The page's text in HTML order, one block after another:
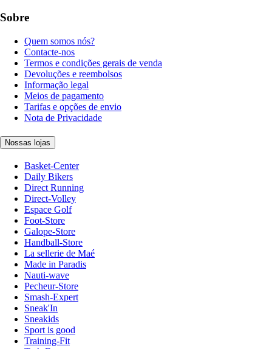
Sobre
Quem somos nós?
Contacte-nos
Termos e condições gerais de venda
Devoluções e reembolsos
Informação legal
Meios de pagamento
Tarifas e opções de envio
Nota de Privacidade
Nossas lojas
Basket-Center
Daily Bikers
Direct Running
Direct-Volley
Espace Golf
Foot-Store
Galope-Store
Handball-Store
La sellerie de Maé
Made in Paradis
Nauti-wave
Pecheur-Store
Smash-Expert
Sneak'In
Sneakids
Sport is good
Training-Fit